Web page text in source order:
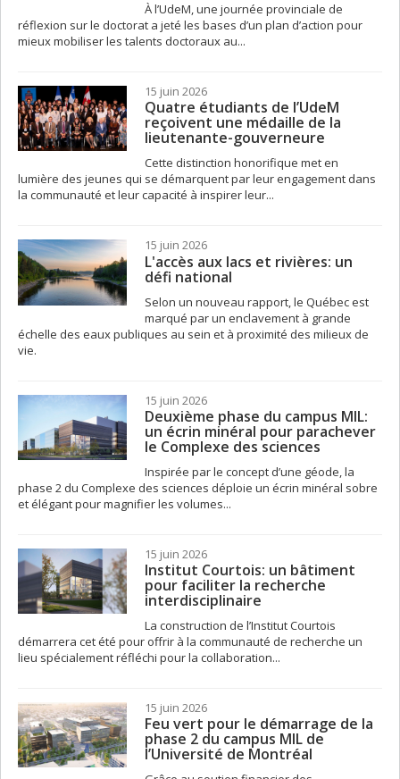
À l’UdeM, une journée provinciale de
réflexion sur le doctorat a jeté les bases d’un plan d’action pour
mieux mobiliser les talents doctoraux au...
15 juin 2026
Quatre étudiants de l’UdeM
reçoivent une médaille de la
lieutenante-gouverneure
Cette distinction honorifique met en
lumière des jeunes qui se démarquent par leur engagement dans
la communauté et leur capacité à inspirer leur...
15 juin 2026
L'accès aux lacs et rivières: un
défi national
Selon un nouveau rapport, le Québec est
marqué par un enclavement à grande
échelle des eaux publiques au sein et à proximité des milieux de
vie.
15 juin 2026
Deuxième phase du campus MIL:
un écrin minéral pour parachever
le Complexe des sciences
Inspirée par le concept d’une géode, la
phase 2 du Complexe des sciences déploie un écrin minéral sobre
et élégant pour magnifier les volumes...
15 juin 2026
Institut Courtois: un bâtiment
pour faciliter la recherche
interdisciplinaire
La construction de l’Institut Courtois
démarrera cet été pour offrir à la communauté de recherche un
lieu spécialement réfléchi pour la collaboration...
15 juin 2026
Feu vert pour le démarrage de la
phase 2 du campus MIL de
l’Université de Montréal